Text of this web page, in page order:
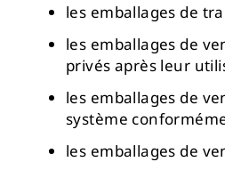
les emballages de
les emballages de
privés après leur
les emballages de
système
les emballages de